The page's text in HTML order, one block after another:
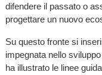
difendere il passato o
progettare un nuovo
Su questo fronte si
impegnata nello
ha illustrato le linee